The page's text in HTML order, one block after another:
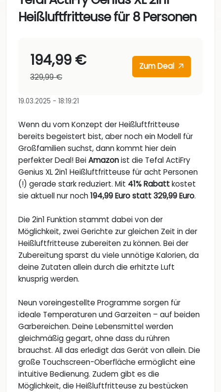
Heißluftfritteuse für 8 Personen
194,99 €
329,99 €
Zum Deal
19.03.2025 - 18:19:21
Wenn du vom Konzept der Heißluftfritteuse
bereits begeistert bist, aber noch ein Modell für
Großfamilien suchst, dann kommt hier dein
perfekter Deal! BeiAmazonist die Tefal ActiFry
Genius XL 2in1 Heißluftfritteuse für acht Personen
(!) gerade stark reduziert. Mit 41% Rabattkostet
sie aktuell nur noch194,99 Euro statt 329,99 Euro.
Die 2in1 Funktion stammt dabei von der
Möglichkeit, zwei Gerichte zur gleichen Zeit in der
Heißluftfritteuse zubereiten zu können. Bei der
Zubereitung sparst du viele unnötige Kalorien, da
deine Zutaten allein durch die erhitzte Luft
knusprig werden.
Neun voreingestellte Programme sorgen für
ideale Temperaturen und Garzeiten – auf beiden
Garbereichen. Deine Lebensmittel werden
gleichmäßig gegart, ohne dass du rühren
brauchst. All das erledigt das Gerät von allein. Die
große Touchscreen-Oberfläche ermöglicht eine
intuitive Bedienung. Zudem gibt es die
Möglichkeit, die Heißluftfritteuse zu bestücken